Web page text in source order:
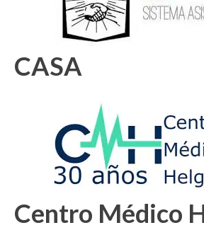
CASA
Centro Médico